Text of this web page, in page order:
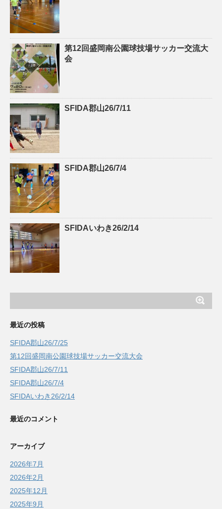
第12回盛岡南公園球技場サッカー交流大
会
SFIDA郡山26/7/11
SFIDA郡山26/7/4
SFIDAいわき26/2/14
最近の投稿
SFIDA郡山26/7/25
第12回盛岡南公園球技場サッカー交流大会
SFIDA郡山26/7/11
SFIDA郡山26/7/4
SFIDAいわき26/2/14
最近のコメント
アーカイブ
2026年7月
2026年2月
2025年12月
2025年9月